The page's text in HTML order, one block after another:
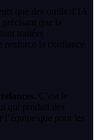
que des outils d’IA
que la
traitées
renforce la confiance.
C’est le
qui produit des
que pour les